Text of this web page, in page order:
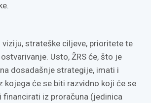
viziju, strateške ciljeve, prioritete te
Usto, ŽRS će, što je
dosadašnje strategije, imati i
kojega će se biti razvidno koji će se
financirati iz proračuna (jedinica